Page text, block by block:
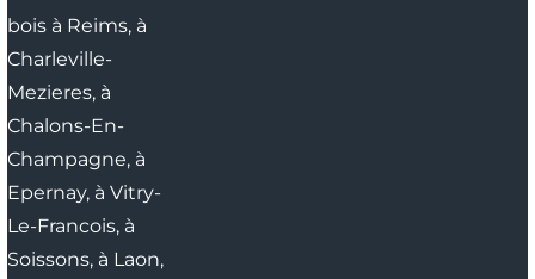
bois à Reims, à
Charleville-
Mezieres, à
Chalons-En-
Champagne, à
Epernay, à Vitry-
Le-Francois, à
Soissons, à Laon,